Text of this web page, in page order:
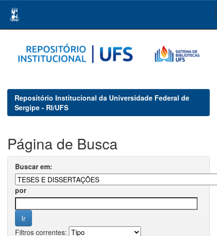
navigation
Repositório Institucional da Universidade Federal de
Sergipe - RI/UFS
Página de Busca
Buscar em:
por
Filtros correntes: